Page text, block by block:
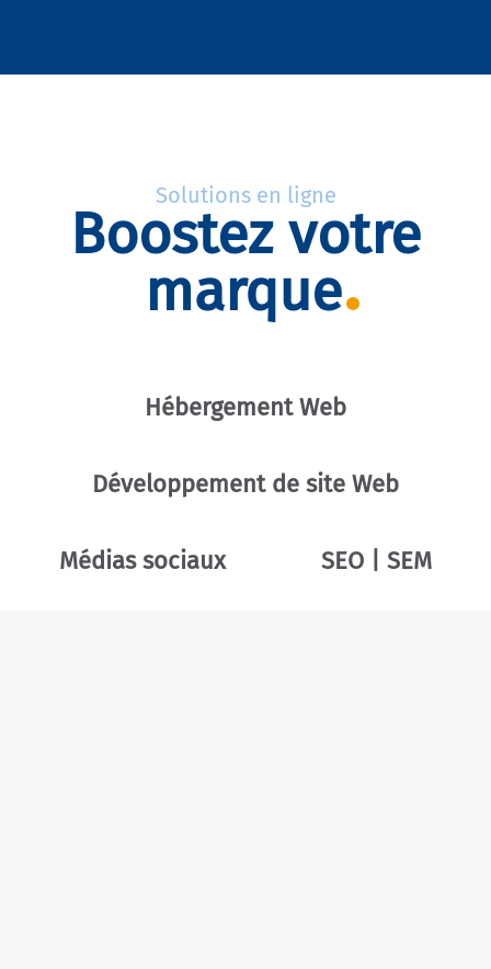
Solutions en ligne
Boostez votre
marque
Hébergement Web
Développement de site Web
Médias sociaux SEO | SEM